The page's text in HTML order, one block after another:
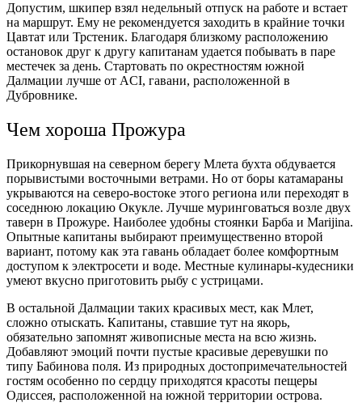
Допустим, шкипер взял недельный отпуск на работе и встает
на маршрут. Ему не рекомендуется заходить в крайние точки
Цавтат или Трстеник. Благодаря близкому расположению
остановок друг к другу капитанам удается побывать в паре
местечек за день. Стартовать по окрестностям южной
Далмации лучше от ACI, гавани, расположенной в
Дубровнике.
Чем хороша Прожура
Прикорнувшая на северном берегу Млета бухта обдувается
порывистыми восточными ветрами. Но от боры катамараны
укрываются на северо-востоке этого региона или переходят в
соседнюю локацию Окукле. Лучше муринговаться возле двух
таверн в Прожуре. Наиболее удобны стоянки Барба и Marijina.
Опытные капитаны выбирают преимущественно второй
вариант, потому как эта гавань обладает более комфортным
доступом к электросети и воде. Местные кулинары-кудесники
умеют вкусно приготовить рыбу с устрицами.
В остальной Далмации таких красивых мест, как Млет,
сложно отыскать. Капитаны, ставшие тут на якорь,
обязательно запомнят живописные места на всю жизнь.
Добавляют эмоций почти пустые красивые деревушки по
типу Бабинова поля. Из природных достопримечательностей
гостям особенно по сердцу приходятся красоты пещеры
Одиссея, расположенной на южной территории острова.